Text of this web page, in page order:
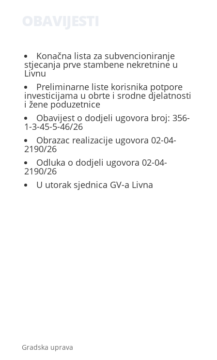
Konačna lista za subvencioniranje
stjecanja prve stambene nekretnine u
Livnu
Preliminarne liste korisnika potpore
investicijama u obrte i srodne djelatnosti
i žene poduzetnice
Obavijest o dodjeli ugovora broj: 356-
1-3-45-5-46/26
Obrazac realizacije ugovora 02-04-
2190/26
Odluka o dodjeli ugovora 02-04-
2190/26
U utorak sjednica GV-a Livna
Gradska uprava